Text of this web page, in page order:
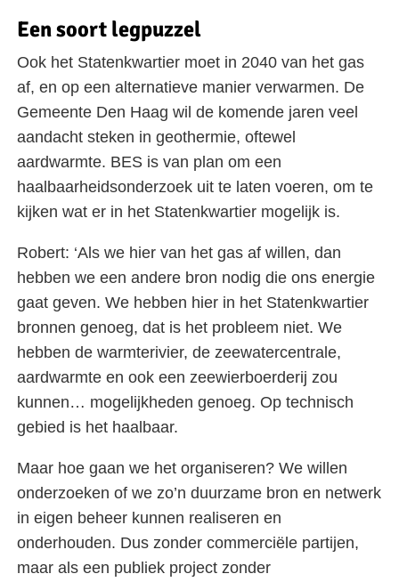
Een soort legpuzzel
Ook het Statenkwartier moet in 2040 van het gas
af, en op een alternatieve manier verwarmen. De
Gemeente Den Haag wil de komende jaren veel
aandacht steken in geothermie, oftewel
aardwarmte. BES is van plan om een
haalbaarheidsonderzoek uit te laten voeren, om te
kijken wat er in het Statenkwartier mogelijk is.
Robert: ‘Als we hier van het gas af willen, dan
hebben we een andere bron nodig die ons energie
gaat geven. We hebben hier in het Statenkwartier
bronnen genoeg, dat is het probleem niet. We
hebben de warmterivier, de zeewatercentrale,
aardwarmte en ook een zeewierboerderij zou
kunnen… mogelijkheden genoeg. Op technisch
gebied is het haalbaar.
Maar hoe gaan we het organiseren? We willen
onderzoeken of we zo’n duurzame bron en netwerk
in eigen beheer kunnen realiseren en
onderhouden. Dus zonder commerciële partijen,
maar als een publiek project zonder